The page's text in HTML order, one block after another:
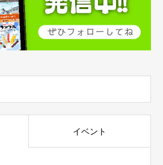
イベント